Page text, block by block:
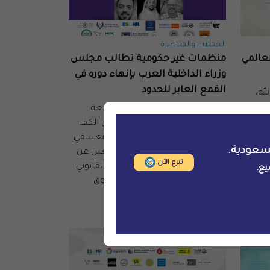
الحملات والمناصرة
منظمات غير حكومية تطالب مجلس
وزراء الداخلية العرب بإنهاء دوره في
القمع العابر للحدود
تدعو القسط والمنظمات الموقعة
مجلس وزراء الداخلية العرب إلى الكف
عن تسهيل عمليات التسليم التعسفي
للمعارضين السلميين والمدافعين عن
حقوق الإنسان، ومواءمة إطاره القانوني
وأنظمته مع القانون الدولي لحقوق
تبرع الآن